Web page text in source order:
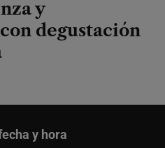
y
degustación
y hora